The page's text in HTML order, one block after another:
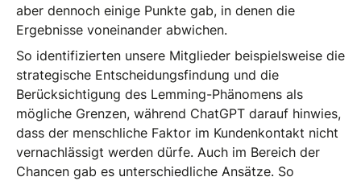
aber dennoch einige Punkte gab, in denen die
Ergebnisse voneinander abwichen.
So identifizierten unsere Mitglieder beispielsweise die
strategische Entscheidungsfindung und die
Berücksichtigung des Lemming-Phänomens als
mögliche Grenzen, während ChatGPT darauf hinwies,
dass der menschliche Faktor im Kundenkontakt nicht
vernachlässigt werden dürfe. Auch im Bereich der
Chancen gab es unterschiedliche Ansätze. So